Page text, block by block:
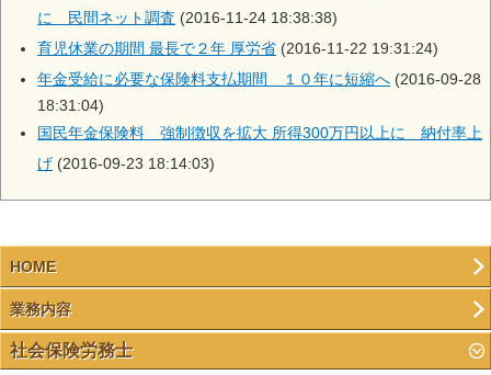
に 民間ネット調査 (2016-11-24 18:38:38)
育児休業の期間 最長で２年 厚労省 (2016-11-22 19:31:24)
年金受給に必要な保険料支払期間 １０年に短縮へ (2016-09-28
18:31:04)
国民年金保険料 強制徴収を拡大 所得300万円以上に 納付率上
げ (2016-09-23 18:14:03)
HOME
業務内容
社会保険労務士